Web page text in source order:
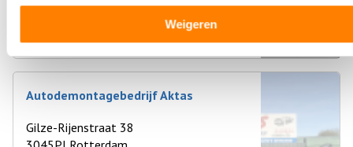
Weigeren
Autodemontagebedrijf Aktas
Gilze-Rijenstraat 38